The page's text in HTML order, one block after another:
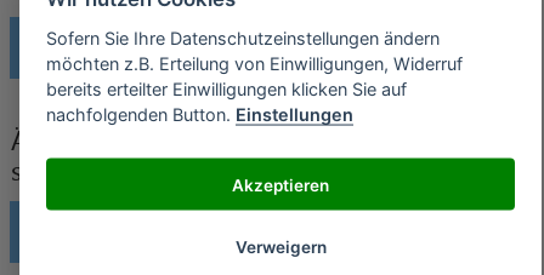
Pixel X Hosting widerrufen
Änderung der Bankverbindung an Pixel X
senden
Sofern Sie Ihre Datenschutzeinstellungen ändern
möchten z.B. Erteilung von Einwilligungen, Widerruf
bereits erteilter Einwilligungen klicken Sie auf
nachfolgenden Button. Einstellungen
Akzeptieren
Verweigern